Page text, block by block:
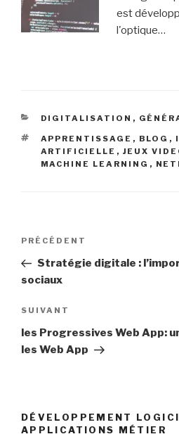
est
l'optique…
CATÉGORIES
DIGITALISATION ,
ÉTIQUETTES
APPRENTISSAGE , BLOG ,
ARTIFICIELLE , JEUX
MACHINE LEARNING ,
Navigation
l’article
Article
précédent
PRÉCÉDENT
Stratégie digitale :
sociaux
Article
suivant
SUIVANT
les Progressives Web App:
les Web App
DÉVELOPPEMENT
APPLICATIONS MÉTIER